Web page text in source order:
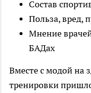
Состав
Польза, вред,
Мнение
БАДах
Вместе с модой на
тренировки